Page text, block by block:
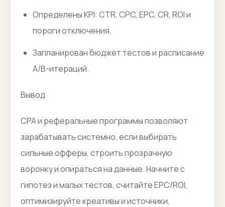
Определены KPI: CTR, CPC, EPC, CR, ROI и
пороги отключения.
Запланирован бюджет тестов и расписание
A/B-итераций.
Вывод
CPA и реферальные программы позволяют
зарабатывать системно, если выбирать
сильные офферы, строить прозрачную
воронку и опираться на данные. Начните с
гипотез и малых тестов, считайте EPC/ROI,
оптимизируйте креативы и источники,